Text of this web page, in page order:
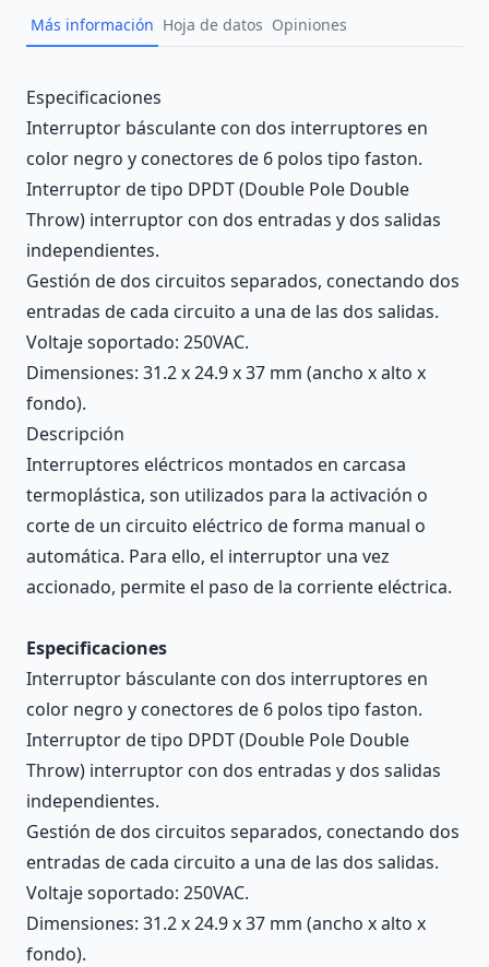
Más información Hoja de datos Opiniones
Description
Especificaciones
Interruptor básculante con dos interruptores en
color negro y conectores de 6 polos tipo faston.
Interruptor de tipo DPDT (Double Pole Double
Throw) interruptor con dos entradas y dos salidas
independientes.
Gestión de dos circuitos separados, conectando dos
entradas de cada circuito a una de las dos salidas.
Voltaje soportado: 250VAC.
Dimensiones: 31.2 x 24.9 x 37 mm (ancho x alto x
fondo).
Descripción
Interruptores eléctricos montados en carcasa
termoplástica, son utilizados para la activación o
corte de un circuito eléctrico de forma manual o
automática. Para ello, el interruptor una vez
accionado, permite el paso de la corriente eléctrica.
Especificaciones
Interruptor básculante con dos interruptores en
color negro y conectores de 6 polos tipo faston.
Interruptor de tipo DPDT (Double Pole Double
Throw) interruptor con dos entradas y dos salidas
independientes.
Gestión de dos circuitos separados, conectando dos
entradas de cada circuito a una de las dos salidas.
Voltaje soportado: 250VAC.
Dimensiones: 31.2 x 24.9 x 37 mm (ancho x alto x
fondo).